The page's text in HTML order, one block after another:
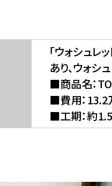
「ウォシュ
あり、ウォシ
■商品名：
■費用：13.2
■工期：約